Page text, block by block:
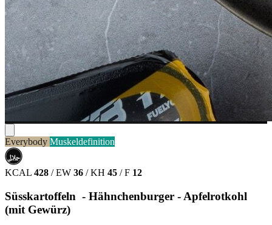
Everybody Muskeldefinition
حلال
HALAL
KCAL 428 / EW 36 / KH 45 / F 12
Süsskartoffeln - Hähnchenburger - Apfelrotkohl
(mit Gewürz)